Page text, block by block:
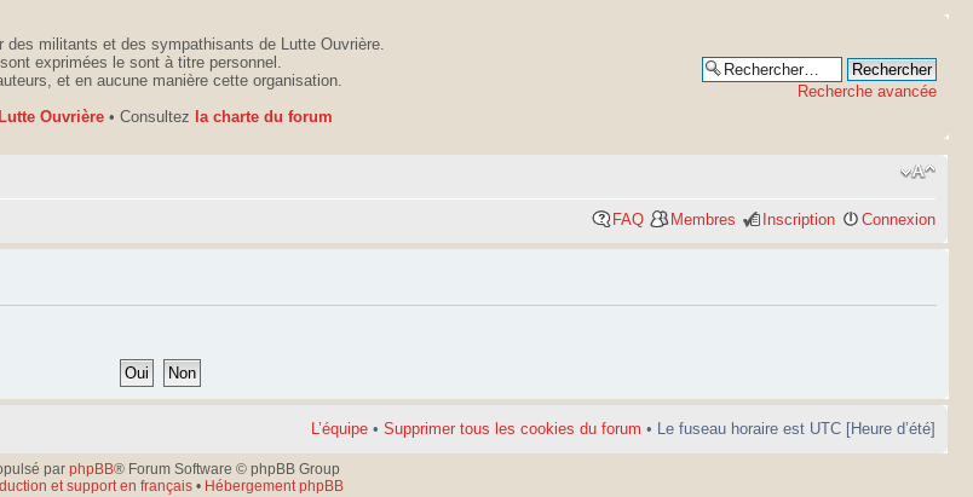
des militants et des sympathisants de Lutte Ouvrière.
exprimées le sont à titre personnel.
et en aucune manière cette organisation.
Ouvrière • Consultez la charte du forum
Recherche avancée
FAQ Membres Inscription Connexion
L’équipe • Supprimer tous les cookies du forum • Le fuseau horaire est UTC [Heure d’été]
par phpBB® Forum Software © phpBB Group
et support en français• Hébergement phpBB